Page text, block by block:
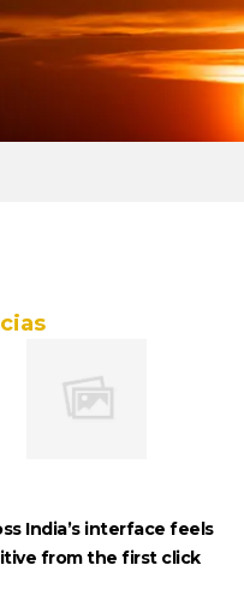
India’s interface feels
from the first click